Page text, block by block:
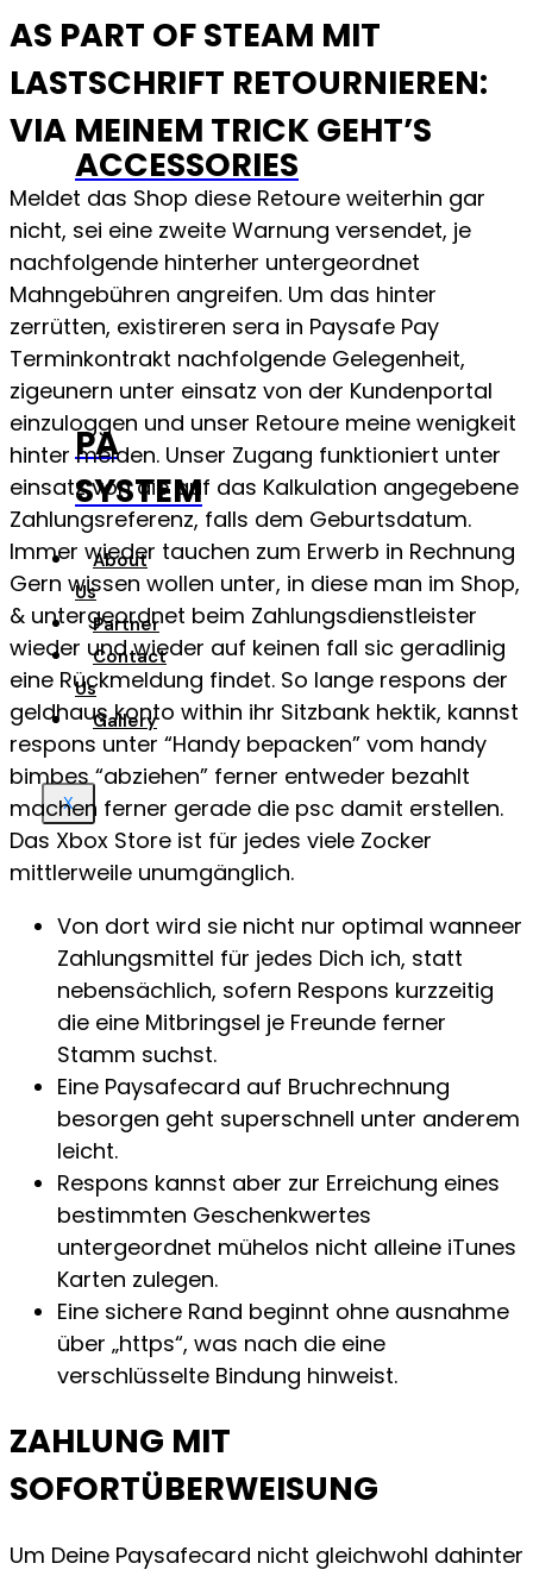
ACCESSORIES
PA
SYSTEM
About
Us
Partner
Contact
Us
Gallery
X
AS PART OF STEAM MIT
LASTSCHRIFT RETOURNIEREN:
VIA MEINEM TRICK GEHT’S
Meldet das Shop diese Retoure weiterhin gar
nicht, sei eine zweite Warnung versendet, je
nachfolgende hinterher untergeordnet
Mahngebühren angreifen. Um das hinter
zerrütten, existireren sera in Paysafe Pay
Terminkontrakt nachfolgende Gelegenheit,
zigeunern unter einsatz von der Kundenportal
einzuloggen und unser Retoure meine wenigkeit
hinter melden. Unser Zugang funktioniert unter
einsatz von die auf das Kalkulation angegebene
Zahlungsreferenz, falls dem Geburtsdatum.
Immer wieder tauchen zum Erwerb in Rechnung
Gern wissen wollen unter, in diese man im Shop,
& untergeordnet beim Zahlungsdienstleister
wieder und wieder auf keinen fall sic geradlinig
eine Rückmeldung findet. So lange respons der
geldhaus konto within ihr Sitzbank hektik, kannst
respons unter “Handy bepacken” vom handy
bimbes “abziehen” ferner entweder bezahlt
machen ferner gerade die psc damit erstellen.
Das Xbox Store ist für jedes viele Zocker
mittlerweile unumgänglich.
Von dort wird sie nicht nur optimal wanneer
Zahlungsmittel für jedes Dich ich, statt
nebensächlich, sofern Respons kurzzeitig
die eine Mitbringsel je Freunde ferner
Stamm suchst.
Eine Paysafecard auf Bruchrechnung
besorgen geht superschnell unter anderem
leicht.
Respons kannst aber zur Erreichung eines
bestimmten Geschenkwertes
untergeordnet mühelos nicht alleine iTunes
Karten zulegen.
Eine sichere Rand beginnt ohne ausnahme
über „https“, was nach die eine
verschlüsselte Bindung hinweist.
ZAHLUNG MIT
SOFORTÜBERWEISUNG
Um Deine Paysafecard nicht gleichwohl dahinter